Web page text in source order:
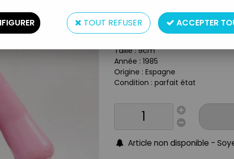
Type : Figurine
Taille : 9cm
Année : 1985
Origine : Espagne
Condition : parfait état
Article non disponible -
TOUT REFUSER ACCEPTER